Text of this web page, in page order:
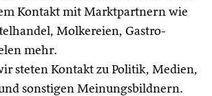
Kontakt mit Marktpartnern wie
Molkereien, Gastro-
mehr.
steten Kontakt zu Politik, Medien,
sonstigen Meinungsbildnern.